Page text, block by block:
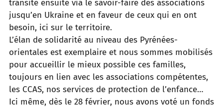
transite ensuite via le savoir-faire des associations
jusqu’en Ukraine et en faveur de ceux qui en ont
besoin, ici sur le territoire.
L’élan de solidarité au niveau des Pyrénées-
orientales est exemplaire et nous sommes mobilisés
pour accueillir le mieux possible ces familles,
toujours en lien avec les associations compétentes,
les CCAS, nos services de protection de l’enfance…
Ici même, dès le 28 février, nous avons voté un fonds